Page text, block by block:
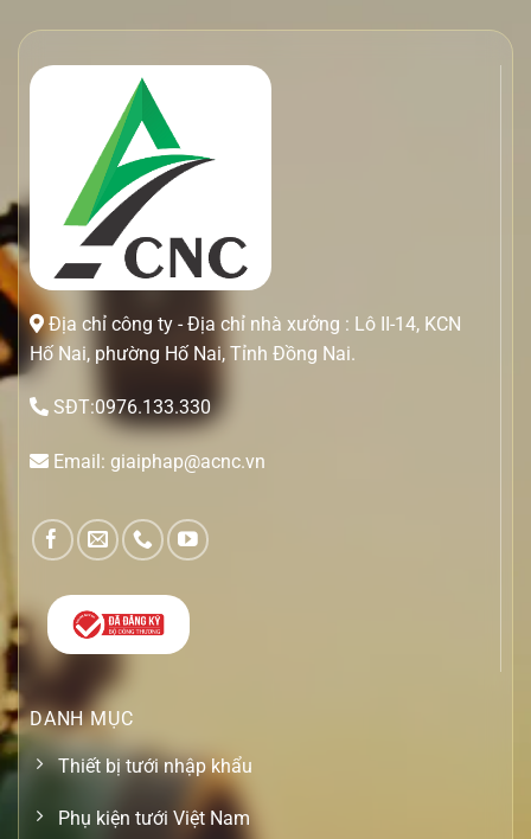
Địa chỉ công ty - Địa chỉ nhà xưởng : Lô II-14, KCN
Hố Nai, phường Hố Nai, Tỉnh Đồng Nai.
SĐT:0976.133.330
Email: giaiphap@acnc.vn
DANH MỤC
Thiết bị tưới nhập khẩu
Phụ kiện tưới Việt Nam